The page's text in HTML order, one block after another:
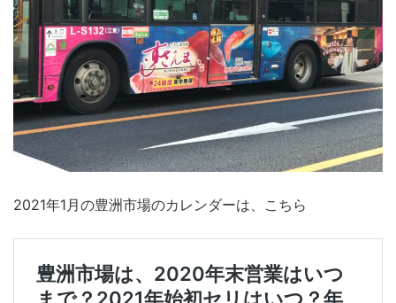
2021年1月の豊洲市場のカレンダーは、こちら